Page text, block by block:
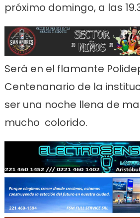
próximo domingo, a las
Será en el flamante
Centenanario de la
ser una noche llena de
mucho colorido.